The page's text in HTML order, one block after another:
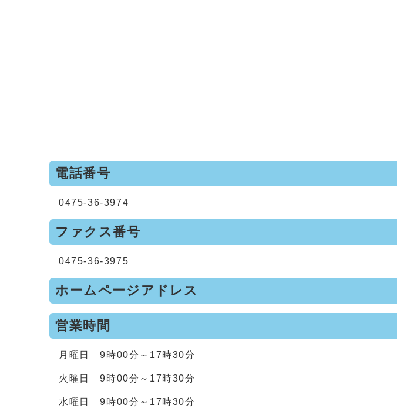
電話番号
0475-36-3974
ファクス番号
0475-36-3975
ホームページアドレス
営業時間
月曜日 9時00分～17時30分
火曜日 9時00分～17時30分
水曜日 9時00分～17時30分